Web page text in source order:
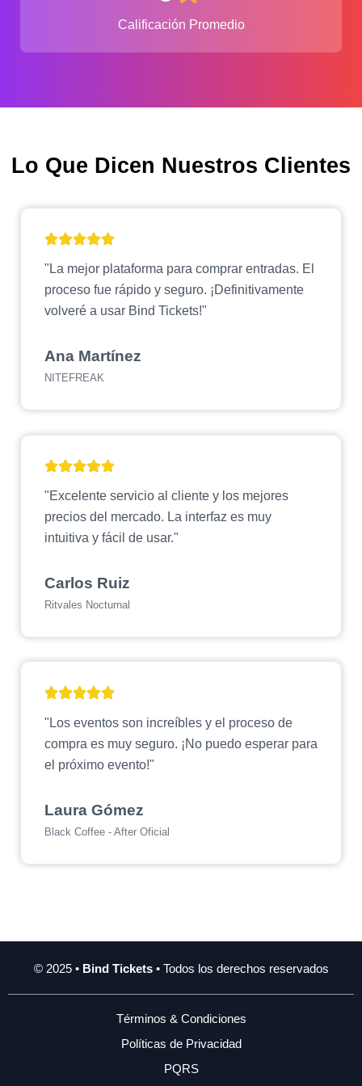
Calificación Promedio
Lo Que Dicen Nuestros Clientes
"La mejor plataforma para comprar entradas. El
proceso fue rápido y seguro. ¡Definitivamente
volveré a usar Bind Tickets!"
Ana Martínez
NITEFREAK
"Excelente servicio al cliente y los mejores
precios del mercado. La interfaz es muy
intuitiva y fácil de usar."
Carlos Ruiz
Ritvales Nocturnal
"Los eventos son increíbles y el proceso de
compra es muy seguro. ¡No puedo esperar para
el próximo evento!"
Laura Gómez
Black Coffee - After Oficial
© 2025 • Bind Tickets• Todos los derechos reservados
Términos & Condiciones
Políticas de Privacidad
PQRS